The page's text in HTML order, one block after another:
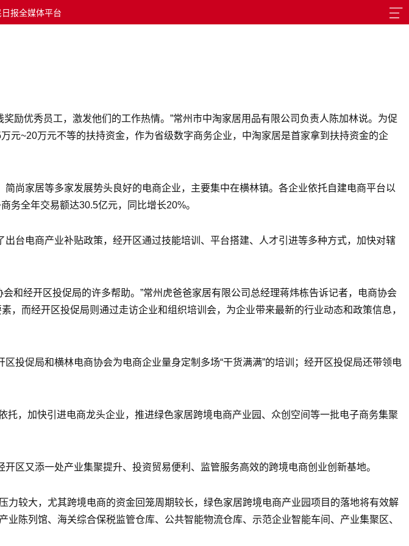
日报全媒体平台
励优秀员工，激发他们的工作热情。”常州市中淘家居用品有限公司负责人陈加林说。为促
元~20万元不等的扶持资金，作为省级数字商务企业，中淘家居是首家拿到扶持资金的企
尚家居等多家发展势头良好的电商企业，主要集中在横林镇。各企业依托自建电商平台以
务全年交易额达30.5亿元，同比增长20%。
台电商产业补贴政策，经开区通过技能培训、平台搭建、人才引进等多种方式，加快对辖
和经开区投促局的许多帮助。”常州虎爸爸家居有限公司总经理蒋炜栋告诉记者，电商协会
，而经开区投促局则通过走访企业和组织培训会，为企业带来最新的行业动态和政策信息，
投促局和横林电商协会为电商企业量身定制多场“干货满满”的培训；经开区投促局还带领电
托，加快引进电商龙头企业，推进绿色家居跨境电商产业园、众创空间等一批电子商务集聚
区又添一处产业集聚提升、投资贸易便利、监管服务高效的跨境电商创业创新基地。
较大，尤其跨境电商的资金回笼周期较长，绿色家居跨境电商产业园项目的落地将有效解
陈列馆、海关综合保税监管仓库、公共智能物流仓库、示范企业智能车间、产业集聚区、